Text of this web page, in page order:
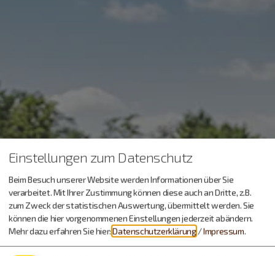
Einstellungen zum Datenschutz
Beim Besuch unserer Website werden Informationen über Sie
verarbeitet. Mit Ihrer Zustimmung können diese auch an Dritte, z.B.
zum Zweck der statistischen Auswertung, übermittelt werden. Sie
können die hier vorgenommenen Einstellungen jederzeit abändern.
Mehr dazu erfahren Sie hier:Datenschutzerklärung /Impressum.